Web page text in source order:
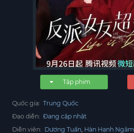
Tập phim
Quốc gia: Trung Quốc
Đạo diễn: Đang cập nhật
Diễn viên: Dương Tuấn Hàn Hạnh Ngâm